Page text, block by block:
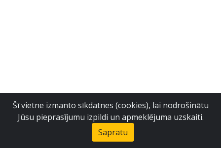
Šī vietne izmanto sīkdatnes (cookies), lai nodrošinātu
Jūsu pieprasījumu izpildi un apmeklējuma uzskaiti.
Sapratu